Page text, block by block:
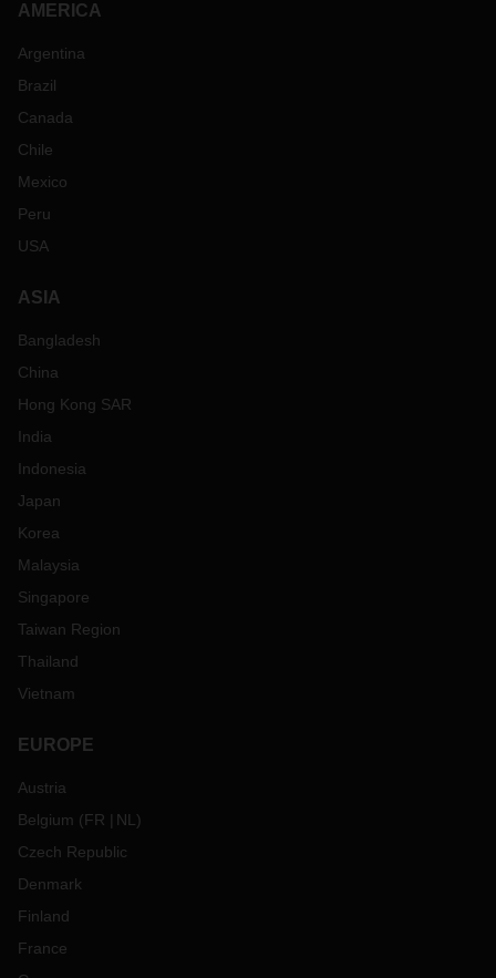
AMERICA
Argentina
Brazil
Canada
Chile
Mexico
Peru
USA
ASIA
Bangladesh
China
Hong Kong SAR
India
Indonesia
Japan
Korea
Malaysia
Singapore
Taiwan Region
Thailand
Vietnam
EUROPE
Austria
Belgium (FR NL )
Czech Republic
Denmark
Finland
France